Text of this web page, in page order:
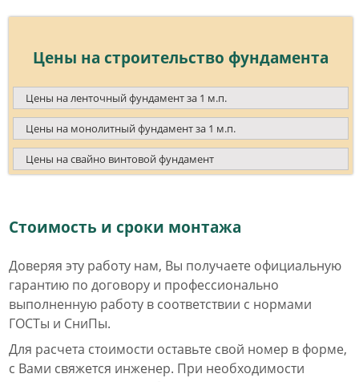
Цены на строительство фундамента
Цены на ленточный фундамент за 1 м.п.
Цены на монолитный фундамент за 1 м.п.
Цены на свайно винтовой фундамент
Стоимость и сроки монтажа
Доверяя эту работу нам, Вы получаете официальную
гарантию по договору и профессионально
выполненную работу в соответствии с нормами
ГОСТы и СниПы.
Для расчета стоимости оставьте свой номер в форме,
с Вами свяжется инженер. При необходимости